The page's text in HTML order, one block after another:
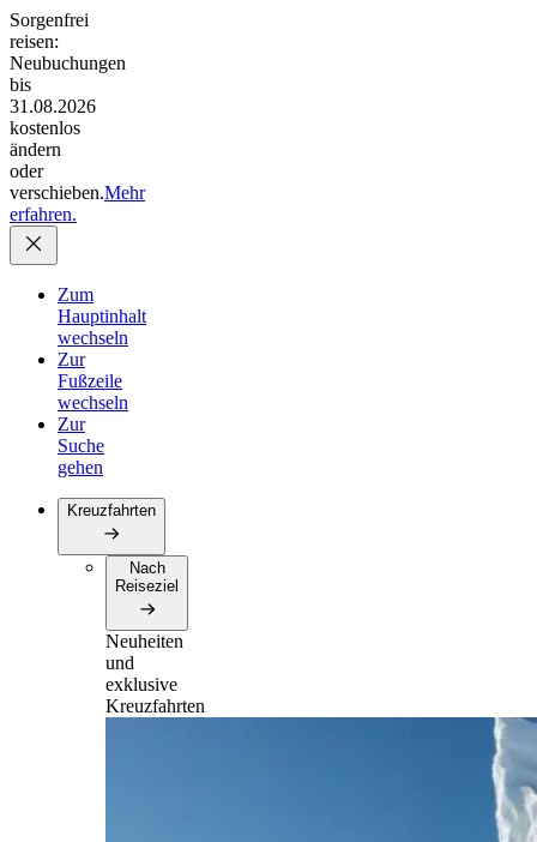
Sorgenfrei
reisen:
Neubuchungen
bis
31.08.2026
kostenlos
ändern
oder
verschieben.Mehr
erfahren.
Zum
Hauptinhalt
wechseln
Zur
Fußzeile
wechseln
Zur
Suche
gehen
Kreuzfahrten
Nach
Reiseziel
Neuheiten
und
exklusive
Kreuzfahrten